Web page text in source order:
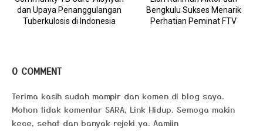
dan Upaya Penanggulangan
Tuberkulosis di Indonesia
Bengkulu Sukses Menarik
Perhatian Peminat FTV
0 COMMENT
Terima kasih sudah mampir dan komen di blog saya.
Mohon tidak komentar SARA, Link Hidup. Semoga makin
kece, sehat dan banyak rejeki ya. Aamiin